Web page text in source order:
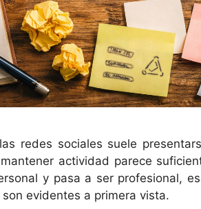
redes sociales suele
actividad parece
y pasa a ser profesional,
evidentes a primera vista.